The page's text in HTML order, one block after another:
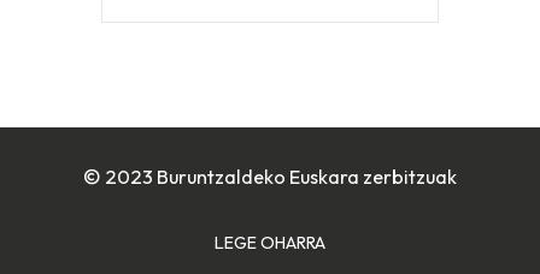
© 2023 Buruntzaldeko Euskara zerbitzuak
LEGE OHARRA